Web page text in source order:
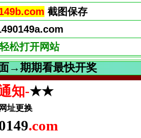
截图保存
松打开网站
→期期看最快开奖
知-★★
址更换
.com